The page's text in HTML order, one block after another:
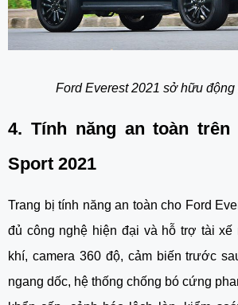
Ford Everest 2021 sở hữu
4. Tính năng an toàn trên
Sport 2021
Trang bị tính năng an toàn cho Ford
đủ công nghệ hiện đại và hỗ trợ tài xế
khí, camera 360 độ, cảm biến trước
ngang dốc, hệ thống chống bó cứng